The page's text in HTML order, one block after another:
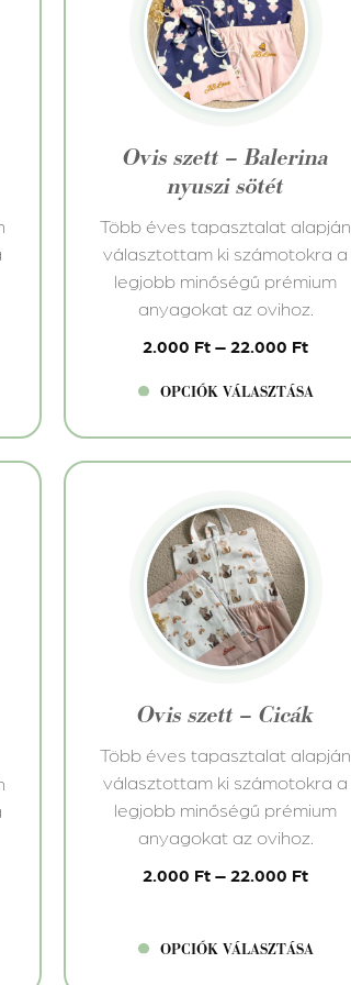
Ovis szett – Balerina
nyuszi sötét
Több éves tapasztalat alapján
választottam ki számotokra a
legjobb minőségű prémium
anyagokat az ovihoz.
2.000 Ft – 22.000 Ft
OPCIÓK VÁLASZTÁSA
variációja
termékoldalon
választhatók
ki
Ovis szett – Cicák
Több éves tapasztalat alapján
választottam ki számotokra a
legjobb minőségű prémium
anyagokat az ovihoz.
2.000 Ft – 22.000 Ft
OPCIÓK VÁLASZTÁSA
terméknek
variációja
termékoldalon
választhatók